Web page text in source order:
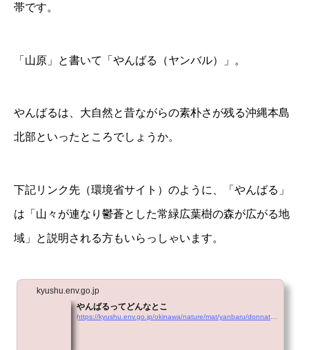
帯です。
「山原」と書いて「やんばる（ヤンバル）」。
やんばるは、大自然と昔ながらの素朴さが残る沖縄本島
北部といったところでしょうか。
下記リンク先（環境省サイト）のように、「やんばる」
は「山々が連なり鬱蒼とした常緑広葉樹の森が広がる地
域」と説明される方もいらっしゃいます。
kyushu.env.go.jp
やんばるってどんなとこ